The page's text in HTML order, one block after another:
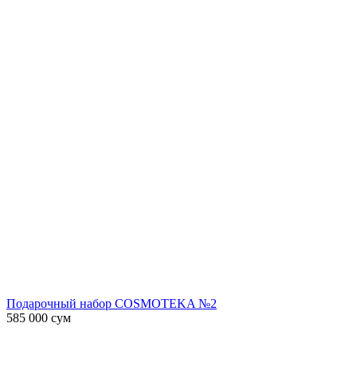
Подарочный набор COSMOTEKA №2
585 000 сум